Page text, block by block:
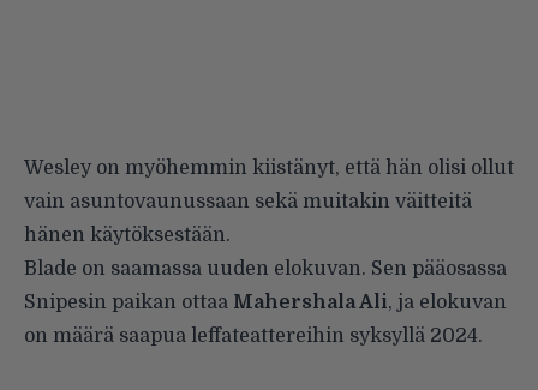
Wesley on myöhemmin kiistänyt, että hän olisi ollut
vain asuntovaunussaan sekä muitakin väitteitä
hänen käytöksestään.
Blade on saamassa uuden elokuvan. Sen pääosassa
Snipesin paikan ottaa Mahershala Ali, ja elokuvan
on määrä saapua leffateattereihin syksyllä 2024.